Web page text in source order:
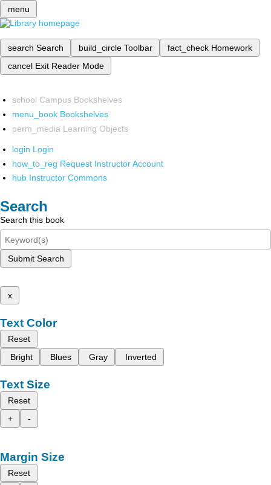
menu
search Search build_circle Toolbar fact_check Homework
cancel Exit Reader Mode
school Campus Bookshelves
menu_book Bookshelves
perm_media Learning Objects
login Login
how_to_reg Request Instructor Account
hub Instructor Commons
Search
Search this book
Submit Search
x
Text Color
Reset
Bright
Blues Gray Inverted
Text Size
Reset
+
-
Margin Size
Reset